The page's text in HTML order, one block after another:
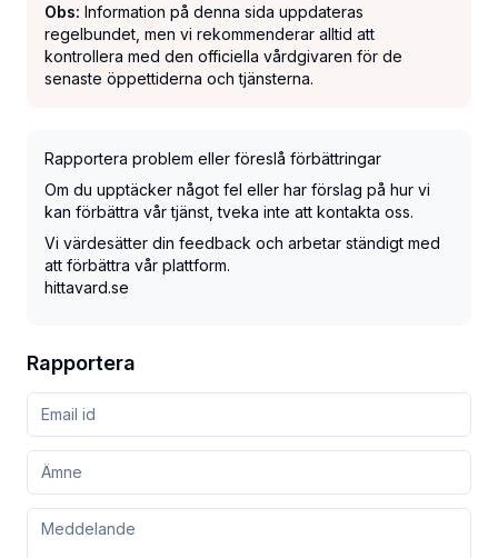
Obs: Information på denna sida uppdateras
regelbundet, men vi rekommenderar alltid att
kontrollera med den officiella vårdgivaren för de
senaste öppettiderna och tjänsterna.
Rapportera problem eller föreslå förbättringar
Om du upptäcker något fel eller har förslag på hur vi
kan förbättra vår tjänst, tveka inte att kontakta oss.
Vi värdesätter din feedback och arbetar ständigt med
att förbättra vår plattform.
hittavard.se
Rapportera